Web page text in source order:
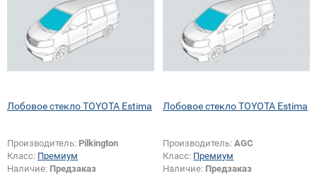
Лобовое стекло TOYOTA Estima
Производитель: Pilkington
Класс: Премиум
Наличие: Предзаказ
Лобовое стекло TOYOTA Estima
Производитель:AGC
Класс: Премиум
Наличие: Предзаказ